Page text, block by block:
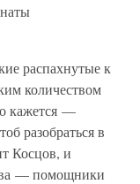
распахнутые к
количеством
кажется —
разобраться в
Косцов, и
— помощники